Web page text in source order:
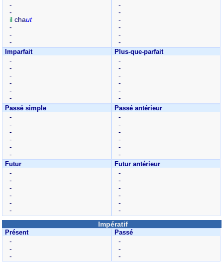
-
-
il chaut
-
-
-
-
-
-
-
-
-
Imparfait
-
-
-
-
-
-
Plus-que-parfait
-
-
-
-
-
-
Passé simple
-
-
-
-
-
-
Passé antérieur
-
-
-
-
-
-
Futur
-
-
-
-
-
-
Futur antérieur
-
-
-
-
-
-
Impératif
Présent
-
-
-
Passé
-
-
-